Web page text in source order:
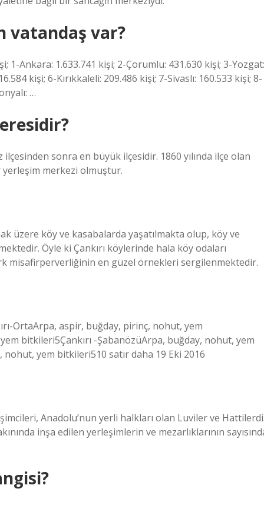
vatandaş var?
1-Ankara: 1.633.741 kişi; 2-Çorumlu: 431.630 kişi; 3-Yozgat:
kişi; 6-Kırıkkaleli: 209.486 kişi; 7-Sivaslı: 160.533 kişi; 8-
…
ilçesinden sonra en büyük ilçesidir. 1860 yılında ilçe olan
yerleşim merkezi olmuştur.
üzere köy ve kasabalarda yaşatılmakta olup, köy ve
Öyle ki Çankırı köylerinde hala köy odaları
misafirperverliğinin en güzel örnekleri sergilenmektedir.
OrtaArpa, aspir, buğday, pirinç, nohut, yem
bitkileri5Çankırı -ŞabanözüArpa, buğday, nohut, yem
nohut, yem bitkileri510 satır daha 19 Eki 2016
Anadolu’nun yerli halkları olan Luviler ve
inşa edilen yerleşimlerin ve mezarlıklarının